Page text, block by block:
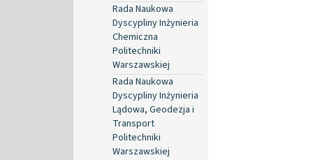
Rada Naukowa
Dyscypliny Inżynieria
Chemiczna
Politechniki
Warszawskiej
Rada Naukowa
Dyscypliny Inżynieria
Lądowa, Geodezja i
Transport
Politechniki
Warszawskiej